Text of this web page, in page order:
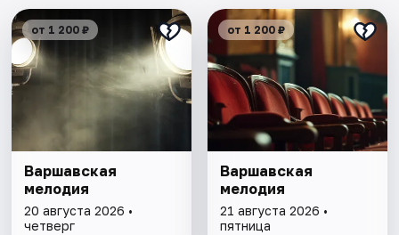
от 1 200 ₽
Варшавская
мелодия
20 августа 2026 •
четверг
от 1 200 ₽
Варшавская
мелодия
21 августа 2026 •
пятница